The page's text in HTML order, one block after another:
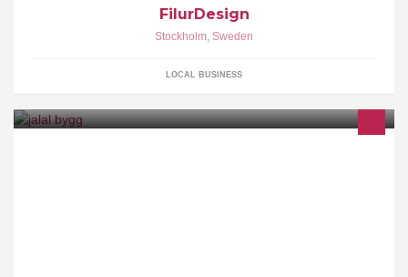
FilurDesign
Stockholm, Sweden
LOCAL BUSINESS